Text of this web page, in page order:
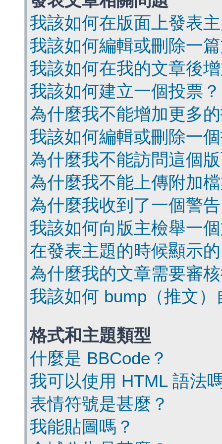
我該如何在版面上發表
我該如何編輯或刪除一
我該如何在我的文章後
我該如何建立一個投票？
為什麼我不能增加更多
我該如何編輯或刪除一
為什麼我不能訪問這個
為什麼我不能上傳附加
為什麼我收到了一個警
我該如何向版主檢舉一
在發表主題的時候顯示
為什麼我的文章需要審
我該如何 bump（推文
格式和主題類型
什麼是 BBCode？
我可以使用 HTML 語法
表情符號是甚麼？
我能貼圖嗎？